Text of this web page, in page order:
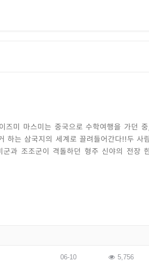
즈미 마스미는 중국으로 수학여행을 가던
하는 삼국지의 세계로 끌려들어간다!!두 사
과 조조군이 격돌하던 형주 신야의 전장
06-10 5,756